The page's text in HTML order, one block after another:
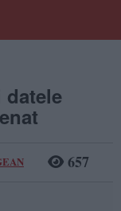
datele
657